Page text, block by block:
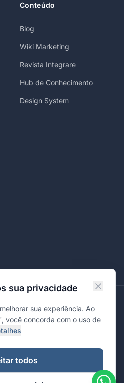
Conteúdo
Blog
Wiki Marketing
Revista Integrare
Hub de Conhecimento
Design System
CascavelPonta Grossa
de Verdade. Todos os direitos
sua privacidade
sua experiência. Ao
você concorda com o uso de
todos